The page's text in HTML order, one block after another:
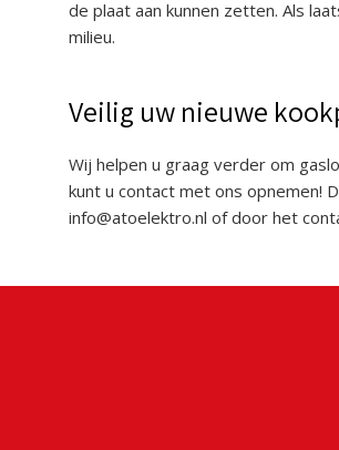
de plaat aan kunnen zetten. Als
milieu.
Veilig uw nieuwe
Wij helpen u graag verder om
kunt u contact met ons opnemen!
info@atoelektro.nl of door het